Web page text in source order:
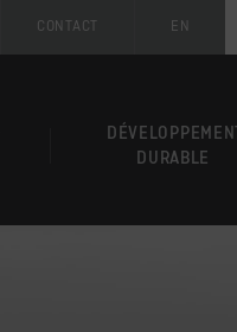
CONTACT EN
DÉVELOPPEMENT
DURABLE